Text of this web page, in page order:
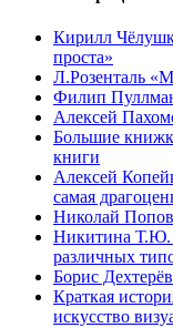
Кирилл
проста»
Л.Розенталь
Филип
Алексей
Большие
книги
Алексей
самая
Николай
Никитина Т.Ю.
различных
Борис
Краткая
искусство